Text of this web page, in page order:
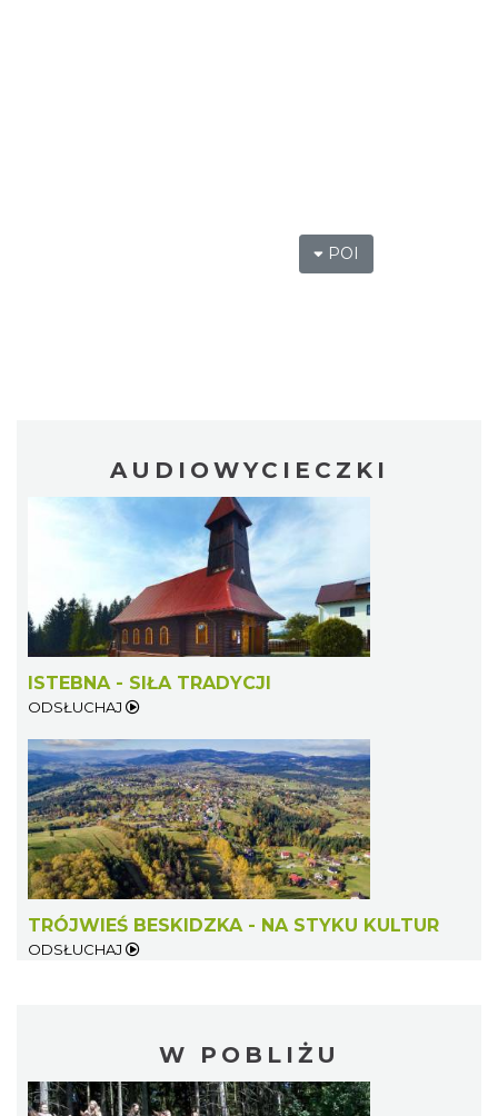
POI
AUDIOWYCIECZKI
ISTEBNA - SIŁA TRADYCJI
ODSŁUCHAJ
TRÓJWIEŚ BESKIDZKA - NA STYKU KULTUR
ODSŁUCHAJ
W POBLIŻU